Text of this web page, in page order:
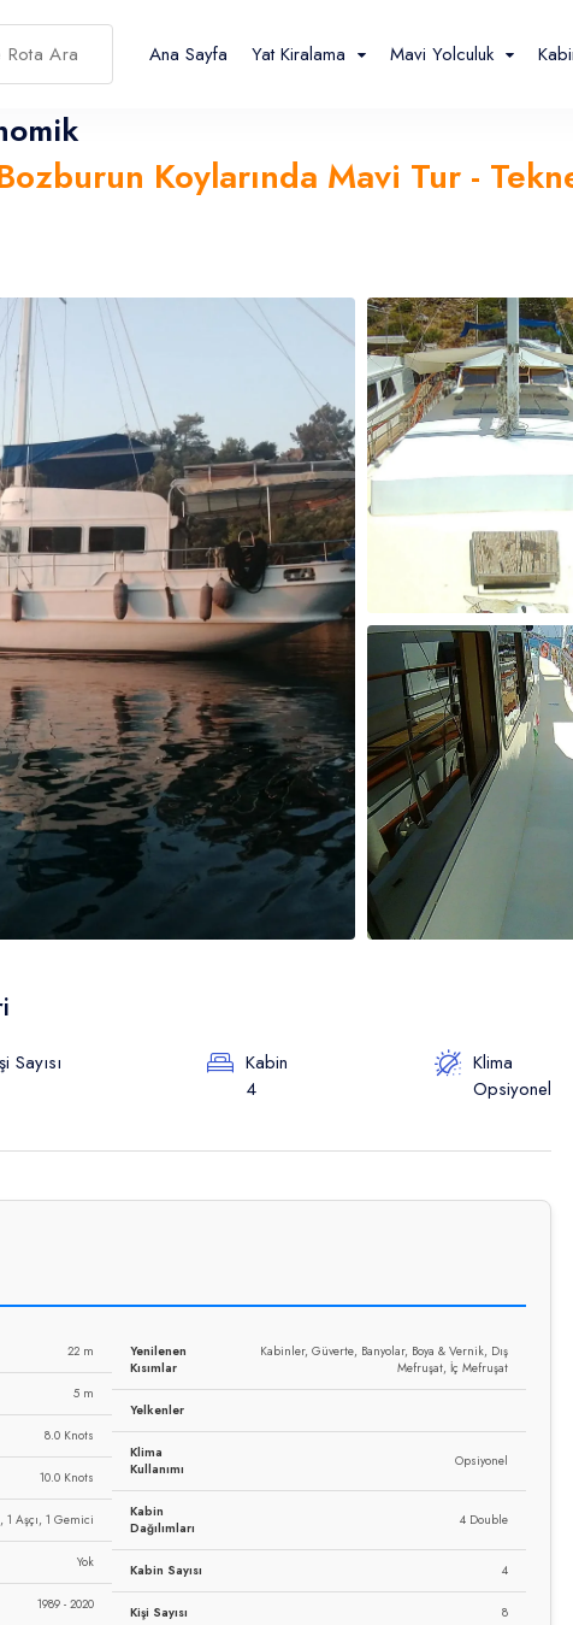
Ana Sayfa Yat Kiralama Mavi Yolculuk
Koylarında Mavi Tur -
Sayısı
Kabin
4
Klima
Opsiyonel
22 m
5 m
8.0 Knots
10.0 Knots
1 Aşçı, 1 Gemici
Yok
1989 - 2020
Yenilenen
Kısımlar
Kabinler, Güverte, Banyolar, Boya & Vernik, Dış
Mefruşat, İç Mefruşat
Yelkenler
Klima
Kullanımı
Opsiyonel
Kabin
Dağılımları
4 Double
Kabin Sayısı 4
Kişi Sayısı 8
Türkçe Español Français
EURO- € TL- ₺